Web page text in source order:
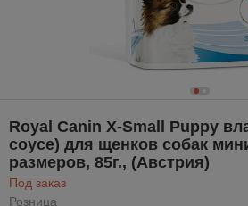
Royal Canin X-Small Puppy
соусе) для щенков собак
размеров, 85г., (Австрия)
Под заказ
Розница